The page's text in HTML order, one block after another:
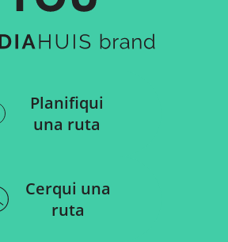
Planifiqui
una ruta
Cerqui una
ruta